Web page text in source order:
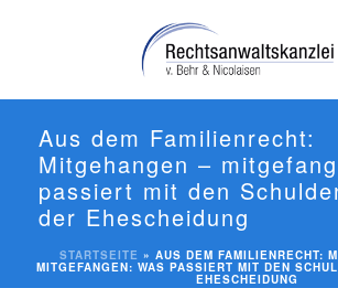
Aus dem Familienrecht:
Mitgehangen –
passiert mit den
der Ehescheidung
STARTSEITE » AUS DEM FAMILIENRECHT:
MITGEFANGEN: WAS PASSIERT MIT DEN
EHESCHEIDUNG